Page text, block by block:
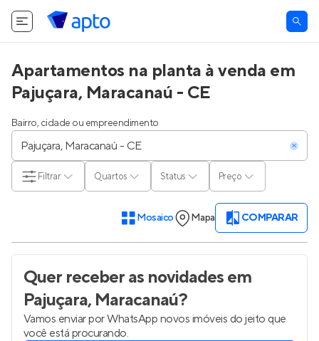
Apartamentos na planta à venda em
Pajuçara, Maracanaú - CE
Bairro, cidade ou empreendimento
Quartos Status Preço
Filtrar
Mosaico Mapa COMPARAR
Quer receber as novidadesem
Pajuçara, Maracanaú?
Vamos enviar por WhatsApp novos imóveis do jeito que
você está procurando.